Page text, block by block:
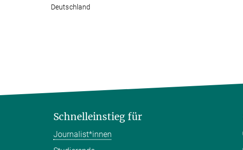
Deutschland
Schnelleinstieg für
Journalist*innen